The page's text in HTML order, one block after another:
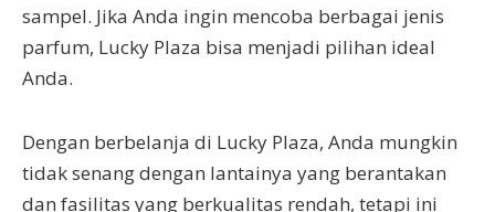
sampel. Jika Anda ingin mencoba berbagai jenis
parfum, Lucky Plaza bisa menjadi pilihan ideal
Anda.
Dengan berbelanja di Lucky Plaza, Anda mungkin
tidak senang dengan lantainya yang berantakan
dan fasilitas yang berkualitas rendah, tetapi ini